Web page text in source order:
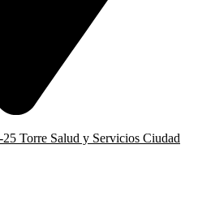
Torre Salud y Servicios Ciudad